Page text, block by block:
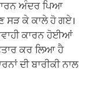
ਅੰਦਰ ਪਿਆ
ਸੜ ਕੇ ਕਾਲੇ ਹੋ ਗਏ।
ਕਾਰਨ ਹੋਈਆਂ
ਕਰ ਲਿਆ ਹੈ
ਦੀ ਬਾਰੀਕੀ ਨਾਲ